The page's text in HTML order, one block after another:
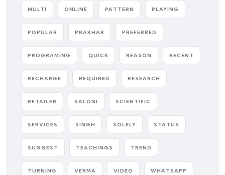
MULTI ONLINE PATTERN PLAYING
POPULAR PRAKHAR PREFERRED
PROGRAMING QUICK REASON RECENT
RECHARGE REQUIRED RESEARCH
RETAILER SALONI SCIENTIFIC
SERVICES SINGH SOLELY STATUS
SUGGEST TEACHINGS TREND
TURNING VERMA VIDEO WHATSAPP